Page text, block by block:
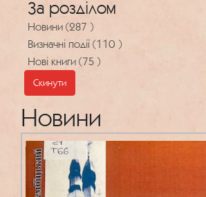
За розділом
Новини (287 )
Визначні події (110 )
Нові книги (75 )
Скинути
Новини